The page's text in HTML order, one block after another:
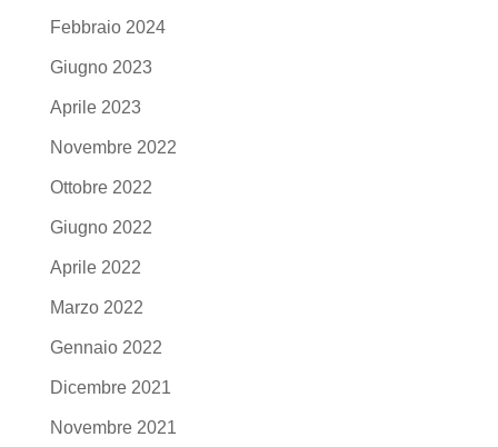
Febbraio 2024
Giugno 2023
Aprile 2023
Novembre 2022
Ottobre 2022
Giugno 2022
Aprile 2022
Marzo 2022
Gennaio 2022
Dicembre 2021
Novembre 2021